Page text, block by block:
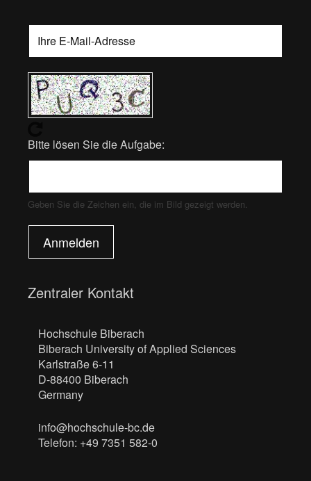
Bitte lösen Sie die Aufgabe:
Geben Sie die Zeichen ein, die im Bild gezeigt werden.
Anmelden
Zentraler Kontakt
Hochschule Biberach
Biberach University of Applied Sciences
Karlstraße 6-11
D-88400 Biberach
Germany
info@hochschule-bc.de
Telefon: +49 7351 582-0